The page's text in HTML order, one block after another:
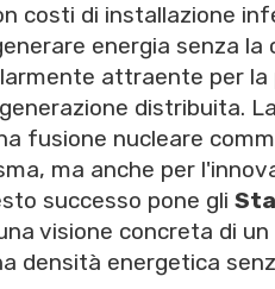
costi di installazione
energia senza
attraente per la
distribuita.
fusione nucleare
ma anche per
successo pone gli
visione concreta di
densità energetica